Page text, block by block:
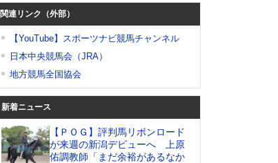
関連リンク（外部）
【YouTube】スポーツナビ競馬チャンネル
日本中央競馬会（JRA）
地方競馬全国協会
新着ニュース
【ＰＯＧ】評判馬リボンロード
が来週の新潟デビューへ 上原
佑調教師「まだ余裕があるなか